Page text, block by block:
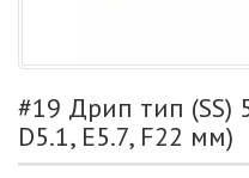
#19 Дрип тип (SS)
D5.1, E5.7, F22 мм)